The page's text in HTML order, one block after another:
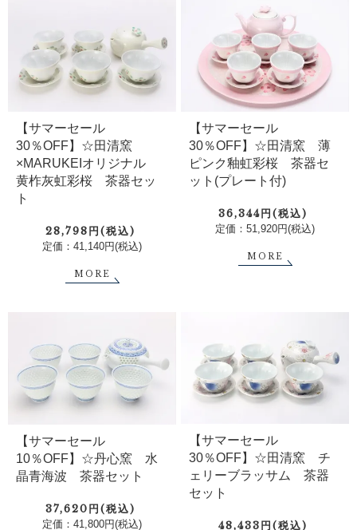
【サマーセール
30％OFF】☆田清窯
×MARUKEIオリジナル
黄柞灰虹彩桜 茶器セッ
ト
28,798円(税込)
定価：41,140円(税込)
MORE
【サマーセール
30％OFF】☆田清窯 薄
ピンク釉虹彩桜 茶器セ
ット(プレート付)
36,344円(税込)
定価：51,920円(税込)
MORE
【サマーセール
10％OFF】☆丹心窯 水
晶青海波 茶器セット
37,620円(税込)
定価：41,800円(税込)
【サマーセール
30％OFF】☆田清窯 チ
ェリーブラッサム 茶器
セット
48,433円(税込)